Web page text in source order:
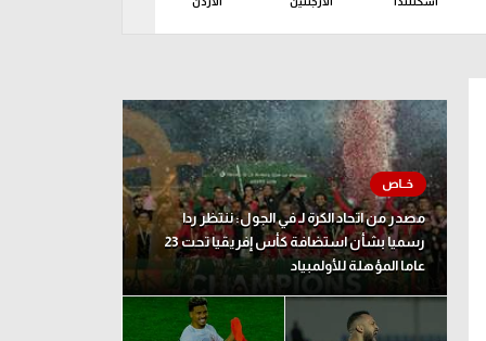
مصدر من اتحاد الكرة لـ في الجول: ننتظر ردا
رسميا بشأن استضافة كأس إفريقيا تحت 23
عاما المؤهلة للأولمبياد